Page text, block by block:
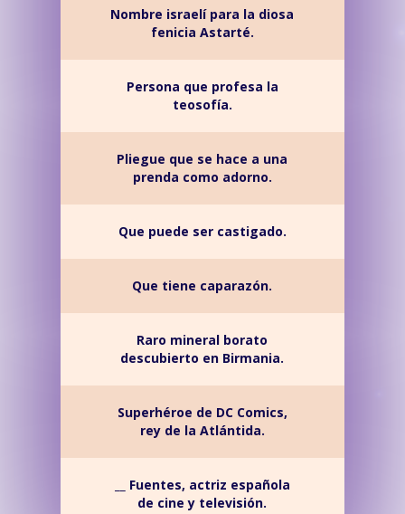
Nombre israelí para la diosa
fenicia Astarté.
Persona que profesa la
teosofía.
Pliegue que se hace a una
prenda como adorno.
Que puede ser castigado.
Que tiene caparazón.
Raro mineral borato
descubierto en Birmania.
Superhéroe de DC Comics,
rey de la Atlántida.
__ Fuentes, actriz española
de cine y televisión.